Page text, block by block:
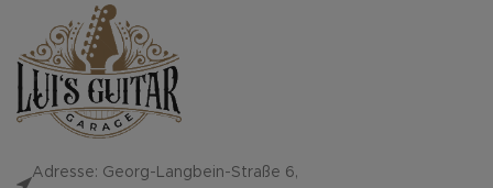
Adresse: Georg-Langbein-Straße 6,